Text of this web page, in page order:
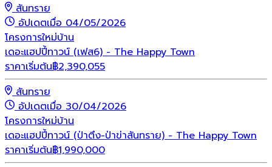
สันทราย
อัปเดตเมื่อ 04/05/2026
โครงการใหม่บ้าน
เดอะแฮปปี้ทาวน์ (เฟส6) - The Happy Town
ราคาเริ่มต้น฿2,390,055
สันทราย
อัปเดตเมื่อ 30/04/2026
โครงการใหม่บ้าน
เดอะแฮปปี้ทาวน์ (ป่าตึง-ป่าข่าสันทราย) - The Happy Town
ราคาเริ่มต้น฿1,990,000